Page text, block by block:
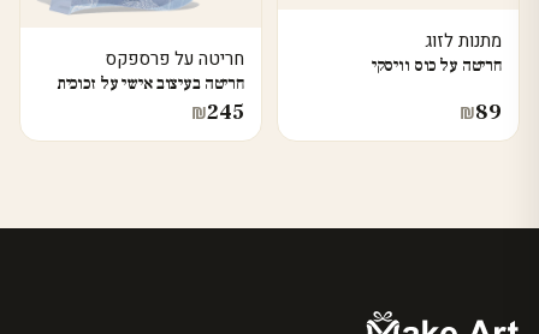
מתנות לזוג
חריטה על כוס וויסקי
₪89
חריטה על פרספקס
חריטה בעיצוב אישי על זכוכית
₪245